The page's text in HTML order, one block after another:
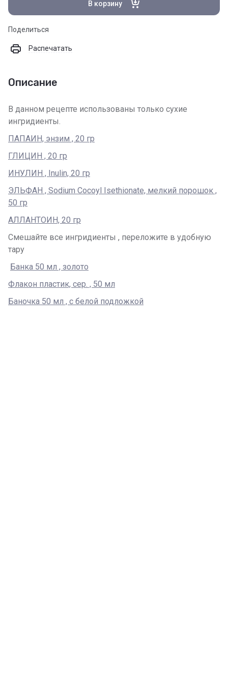
В корзину
Поделиться
Распечатать
Описание
В данном рецепте использованы только сухие
ингридиенты.
ПАПАИН, энзим , 20 гр
ГЛИЦИН , 20 гр
ИНУЛИН , Inulin, 20 гр
ЭЛЬФАН , Sodium Cocoyl Isethionate, мелкий порошок ,
50 гр
АЛЛАНТОИН, 20 гр
Смешайте все ингридиенты , переложите в удобную
тару
Банка 50 мл , золото
Флакон пластик, сер. , 50 мл
Баночка 50 мл , с белой подложкой